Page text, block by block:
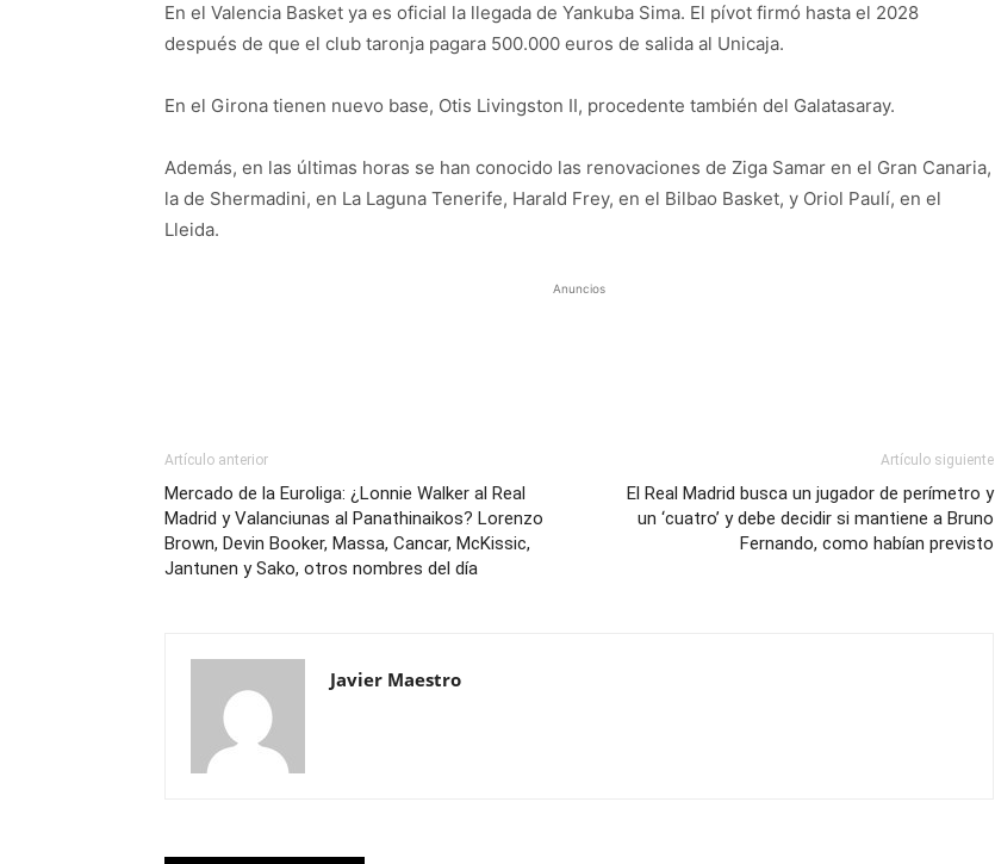
En el Valencia Basket ya es oficial la llegada de Yankuba Sima. El pívot firmó hasta el 2028
después de que el club taronja pagara 500.000 euros de salida al Unicaja.
En el Girona tienen nuevo base, Otis Livingston II, procedente también del Galatasaray.
Además, en las últimas horas se han conocido las renovaciones de Ziga Samar en el Gran Canaria,
la de Shermadini, en La Laguna Tenerife, Harald Frey, en el Bilbao Basket, y Oriol Paulí, en el
Lleida.
Anuncios
Artículo anterior
Mercado de la Euroliga: ¿Lonnie Walker al Real
Madrid y Valanciunas al Panathinaikos? Lorenzo
Brown, Devin Booker, Massa, Cancar, McKissic,
Jantunen y Sako, otros nombres del día
Artículo siguiente
El Real Madrid busca un jugador de perímetro y
un ‘cuatro’ y debe decidir si mantiene a Bruno
Fernando, como habían previsto
Javier Maestro